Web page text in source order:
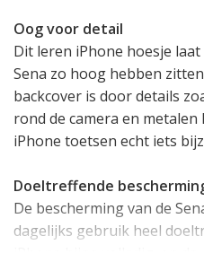
Oog voor detail
Dit leren iPhone hoesje
Sena zo hoog hebben
backcover is door details
rond de camera en
iPhone toetsen echt iets
Doeltreffende
De bescherming van de
dagelijks gebruik heel